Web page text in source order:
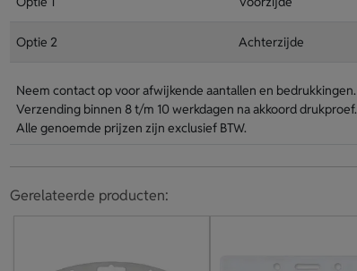
Optie 2 Achterzijde
Neem contact op voor afwijkende aantallen en bedrukkingen.
Verzending binnen 8 t/m 10 werkdagen na akkoord drukproef.
Alle genoemde prijzen zijn exclusief BTW.
Gerelateerde producten: